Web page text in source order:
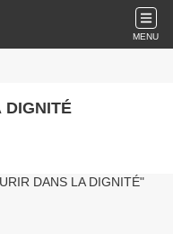
MENU
DIGNITÉ